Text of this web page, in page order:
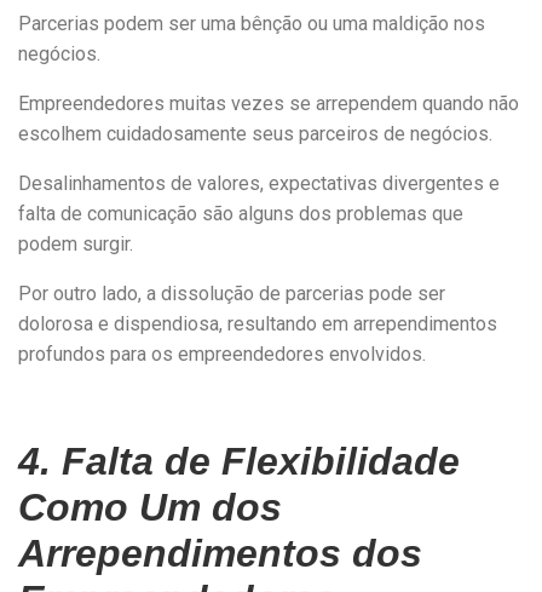
Parcerias podem ser uma bênção ou uma maldição nos
negócios.
Empreendedores muitas vezes se arrependem quando não
escolhem cuidadosamente seus parceiros de negócios.
Desalinhamentos de valores, expectativas divergentes e
falta de comunicação são alguns dos problemas que
podem surgir.
Por outro lado, a dissolução de parcerias pode ser
dolorosa e dispendiosa, resultando em arrependimentos
profundos para os empreendedores envolvidos.
4. Falta de Flexibilidade
Como Um dos
Arrependimentos dos